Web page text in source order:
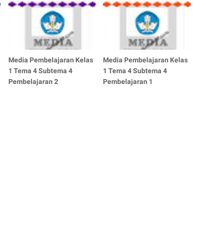
Media Pembelajaran Kelas
1 Tema 4 Subtema 4
Pembelajaran 2
Media Pembelajaran Kelas
1 Tema 4 Subtema 4
Pembelajaran 1